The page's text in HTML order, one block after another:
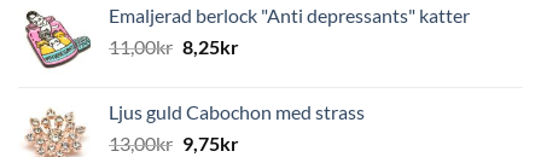
Emaljerad berlock "Anti depressants" katter
11,00kr 8,25kr
Ljus guld Cabochon med strass
13,00kr 9,75kr